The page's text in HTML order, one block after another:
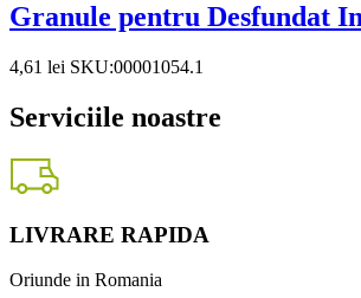
Granule pentru Desfundat
4,61 lei SKU:00001054.1
Serviciile noastre
LIVRARE RAPIDA
Oriunde in Romania